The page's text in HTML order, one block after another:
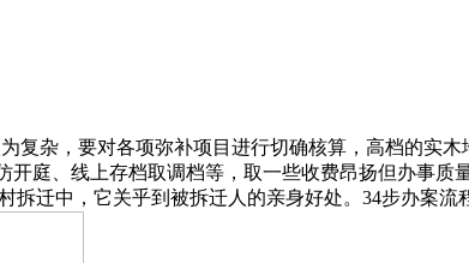
复杂，要对各项弥补项目进行切确核算，高档的实木
庭、线上存档取调档等，取一些收费昂扬但办事
迁中，它关乎到被拆迁人的亲身好处。34步办案